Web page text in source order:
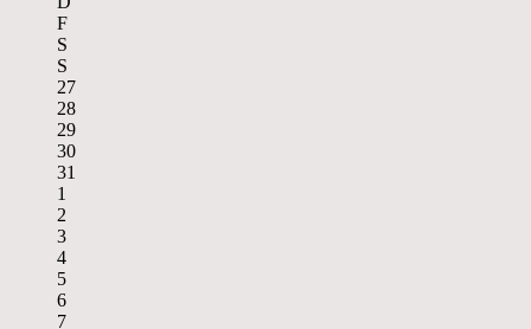
F
S
S
27
28
29
30
31
1
2
3
4
5
6
7